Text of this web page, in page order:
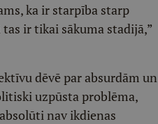
ka ir starpība starp
ir tikai sākuma stadijā,”
dēvē par absurdām un
uzpūsta problēma,
nav ikdienas